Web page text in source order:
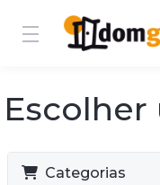
Categorias